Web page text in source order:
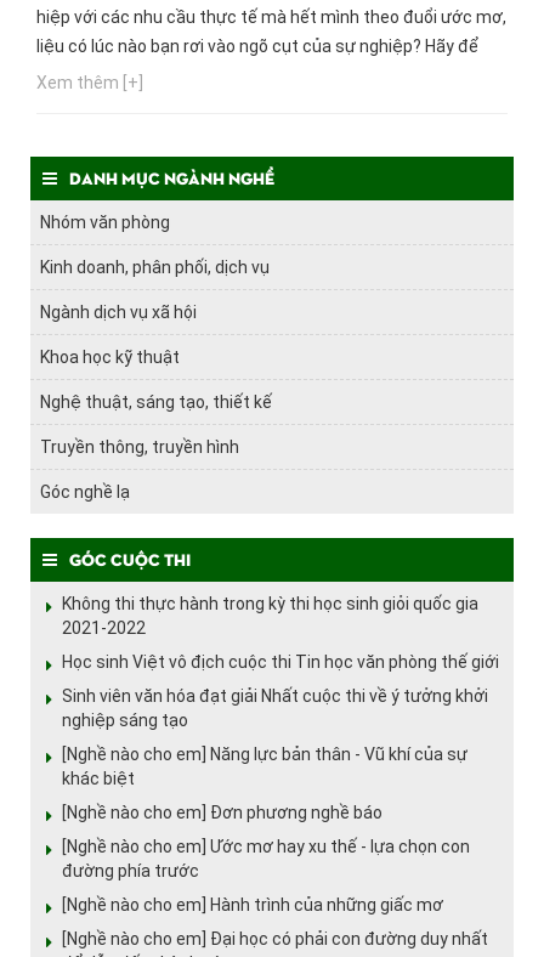
hiệp với các nhu cầu thực tế mà hết mình theo đuổi ước mơ,
liệu có lúc nào bạn rơi vào ngõ cụt của sự nghiệp? Hãy để
Hướng nghiệp GPO chia sẻ chút bí quyết để bạn nuôi ước mơ
Xem thêm [+]
Danh mục ngành nghề
Nhóm văn phòng
Kinh doanh, phân phối, dịch vụ
Ngành dịch vụ xã hội
Khoa học kỹ thuật
Nghệ thuật, sáng tạo, thiết kế
Truyền thông, truyền hình
Góc nghề lạ
Góc cuộc thi
Không thi thực hành trong kỳ thi học sinh giỏi quốc gia
2021-2022
Học sinh Việt vô địch cuộc thi Tin học văn phòng thế giới
Sinh viên văn hóa đạt giải Nhất cuộc thi về ý tưởng khởi
nghiệp sáng tạo
[Nghề nào cho em] Năng lực bản thân - Vũ khí của sự
khác biệt
[Nghề nào cho em] Đơn phương nghề báo
[Nghề nào cho em] Ước mơ hay xu thế - lựa chọn con
đường phía trước
[Nghề nào cho em] Hành trình của những giấc mơ
[Nghề nào cho em] Đại học có phải con đường duy nhất